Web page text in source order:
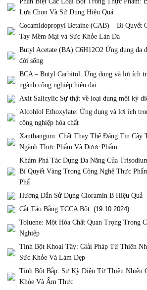
Lựa Chọn Và Sử Dụng Hiệu Quả
Cocamidopropyl Betaine (CAB) – Bí Quyết
Tay Mềm Mại và Sức Khỏe Làn Da
Butyl Acetate (BA) C6H12O2 Ứng dụng đa
đời sống
BCA – Butyl Carbitol: Ứng dụng và lợi ích
ngành công nghiệp hiện đại
Axit Salicylic Sự thật về loại dung môi kỳ
Alcohlol Ethoxylate: Ứng dụng và lợi ích
công nghiệp hóa chất
Xanthangum: Chất Thay Thế Đáng Tin Cậy
Ngành Thực Phẩm Và Dược Phẩm
Khám Phá Tác Dụng Đa Năng Của
Bí Quyết Vàng Trong Công Nghệ Thực
Phẩ
Hướng Dẫn Sử Dụng Cloramin B Hiệu Quả
Cắt Tảo Bằng TCCA Bột (19.10.2024)
Toluene: Một Hóa Chất Quan Trọng Trong
Nghiệp
Tinh Bột Khoai Tây: Giải Pháp Từ Thiên
Sức Khỏe Và Làm Đẹp
Tinh Bột Bắp: Sự Kỳ Diệu Từ Thiên Nhiên
Khỏe Và Ẩm Thực